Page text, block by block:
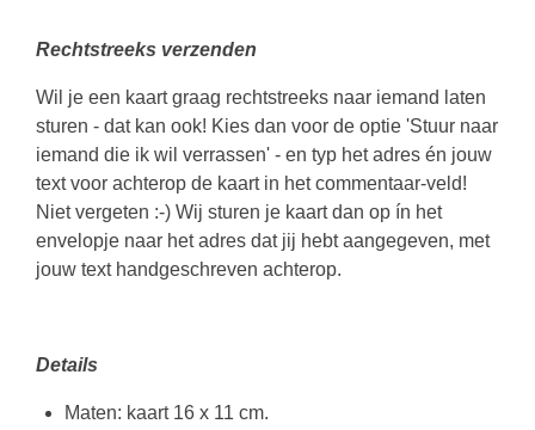
Rechtstreeks verzenden
Wil je een kaart graag rechtstreeks naar iemand laten
sturen - dat kan ook! Kies dan voor de optie 'Stuur naar
iemand die ik wil verrassen' - en typ het adres én jouw
text voor achterop de kaart in het commentaar-veld!
Niet vergeten :-) Wij sturen je kaart dan op ín het
envelopje naar het adres dat jij hebt aangegeven, met
jouw text handgeschreven achterop.
Details
Maten: kaart 16 x 11 cm.